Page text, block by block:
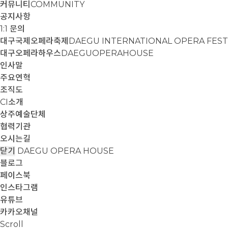
커뮤니티 COMMUNITY
공지사항
1:1 문의
대구국제오페라축제 DAEGU INTERNATIONAL OPERA
대구오페라하우스DAEGUOPERAHOUSE
인사말
주요연혁
조직도
CI소개
상주예술단체
협력기관
오시는길
닫기 DAEGU OPERA HOUSE
블로그
페이스북
인스타그램
유튜브
카카오채널
Scroll